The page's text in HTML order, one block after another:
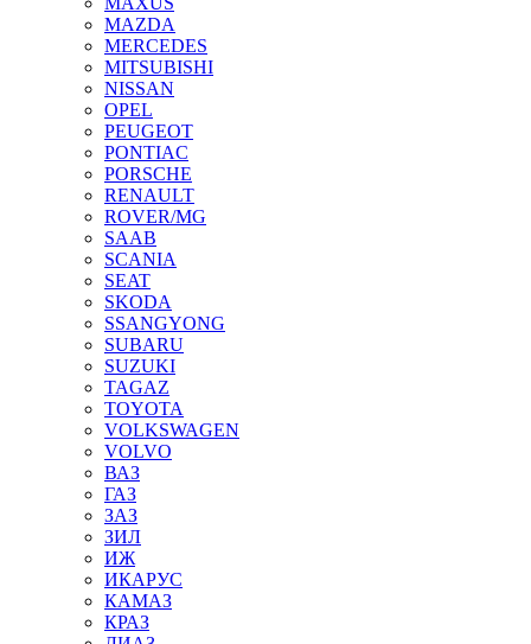
MAZDA
MERCEDES
MITSUBISHI
NISSAN
OPEL
PEUGEOT
PONTIAC
PORSCHE
RENAULT
ROVER/MG
SAAB
SCANIA
SEAT
SKODA
SSANGYONG
SUBARU
SUZUKI
TAGAZ
TOYOTA
VOLKSWAGEN
VOLVO
ВАЗ
ГАЗ
ЗАЗ
ЗИЛ
ИЖ
ИКАРУС
КАМАЗ
КРАЗ